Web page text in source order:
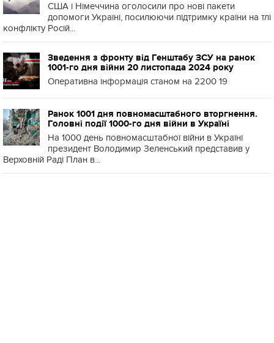
США і Німеччина оголосили про нові пакети
допомоги Україні, посилюючи підтримку країни на тлі
конфлікту Росій...
Зведення з фронту від Генштабу ЗСУ на ранок
1001-го дня війни 20 листопада 2024 року
Оперативна інформація станом на 2200 19
Ранок 1001 дня повномасштабного вторгнення.
Головні події 1000-го дня війни в Україні
На 1000 день повномасштабної війни в Україні
президент Володимир Зеленський представив у
Верховній Раді План в...